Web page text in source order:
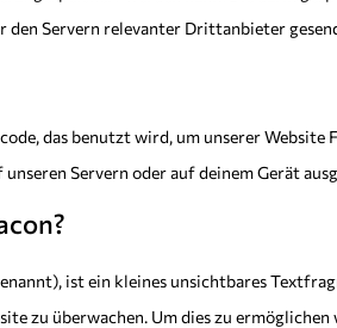
den Servern relevanter Drittanbieter
das benutzt wird, um unserer
Servern oder auf deinem Gerät
ist ein kleines unsichtbares
zu überwachen. Um dies zu